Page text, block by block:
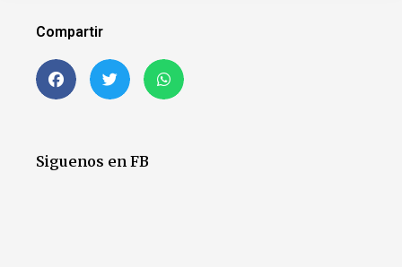
Compartir
Siguenos en FB